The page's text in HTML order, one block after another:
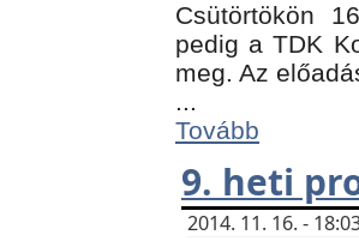
Csütörtökön
pedig a TDK
meg. Az
...
Tovább
9. heti
2014. 11. 16. -